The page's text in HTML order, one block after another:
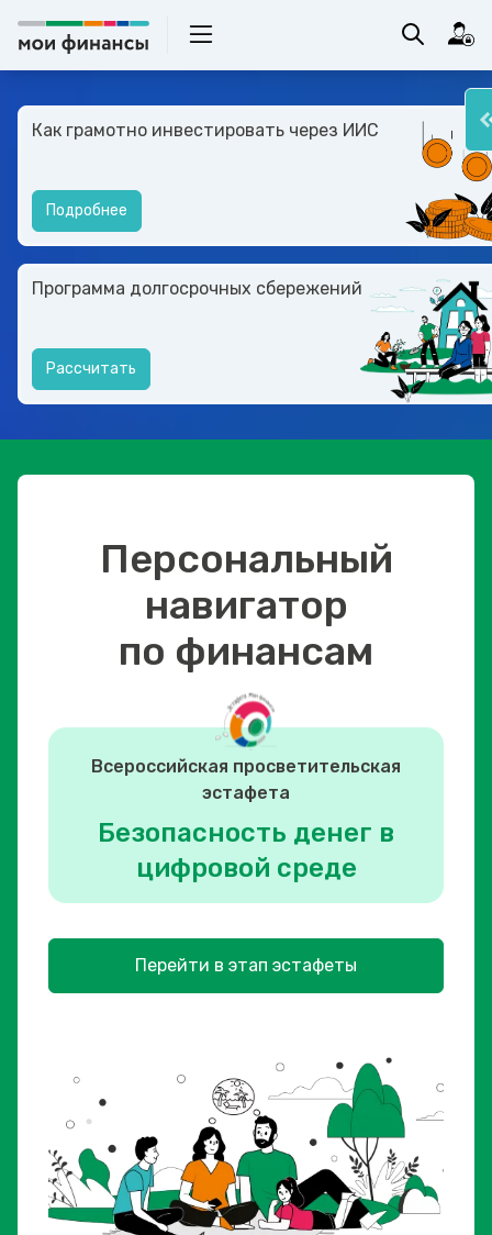
Как грамотно инвестировать через ИИС
Подробнее
Программа долгосрочных сбережений
Рассчитать
Персональный
навигатор
по финансам
Всероссийская просветительская
эстафета
Безопасность денег в
цифровой среде
Перейти в этап эстафеты